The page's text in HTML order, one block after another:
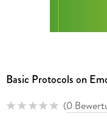
Basic Protocols on
(0